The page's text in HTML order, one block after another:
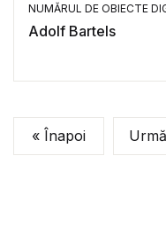
NUMĂRUL DE OBIECTE
Adolf Bartels
« Înapoi